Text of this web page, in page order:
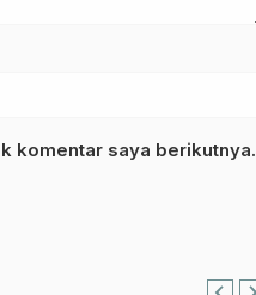
komentar saya berikutnya.